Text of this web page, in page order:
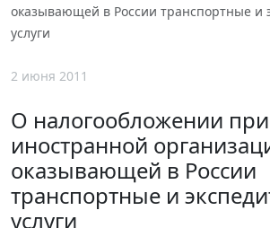
оказывающей в России транспортные и
услуги
2 июня 2011
О налогообложении
иностранной
оказывающей в России
транспортные и
услуги